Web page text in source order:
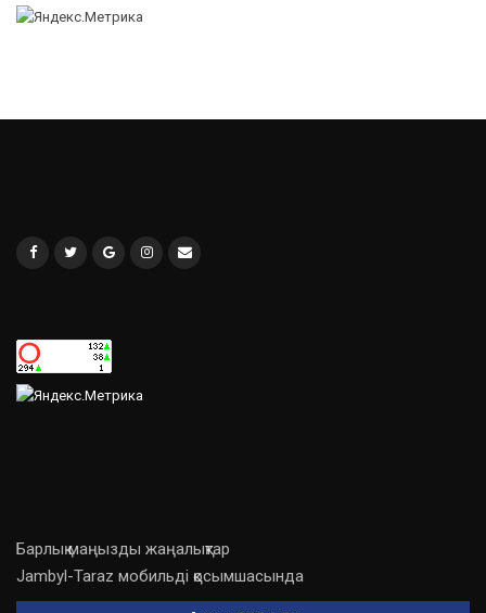
Барлық маңызды жаңалықтар
Jambyl-Taraz мобильді қосымшасында